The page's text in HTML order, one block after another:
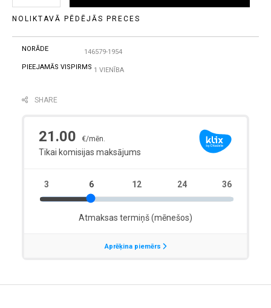
NOLIKTAVĀ PĒDĒJĀS PRECES
NORĀDE
146579-1954
PIEEJAMĀS VISPIRMS 1 VIENĪBA
SHARE